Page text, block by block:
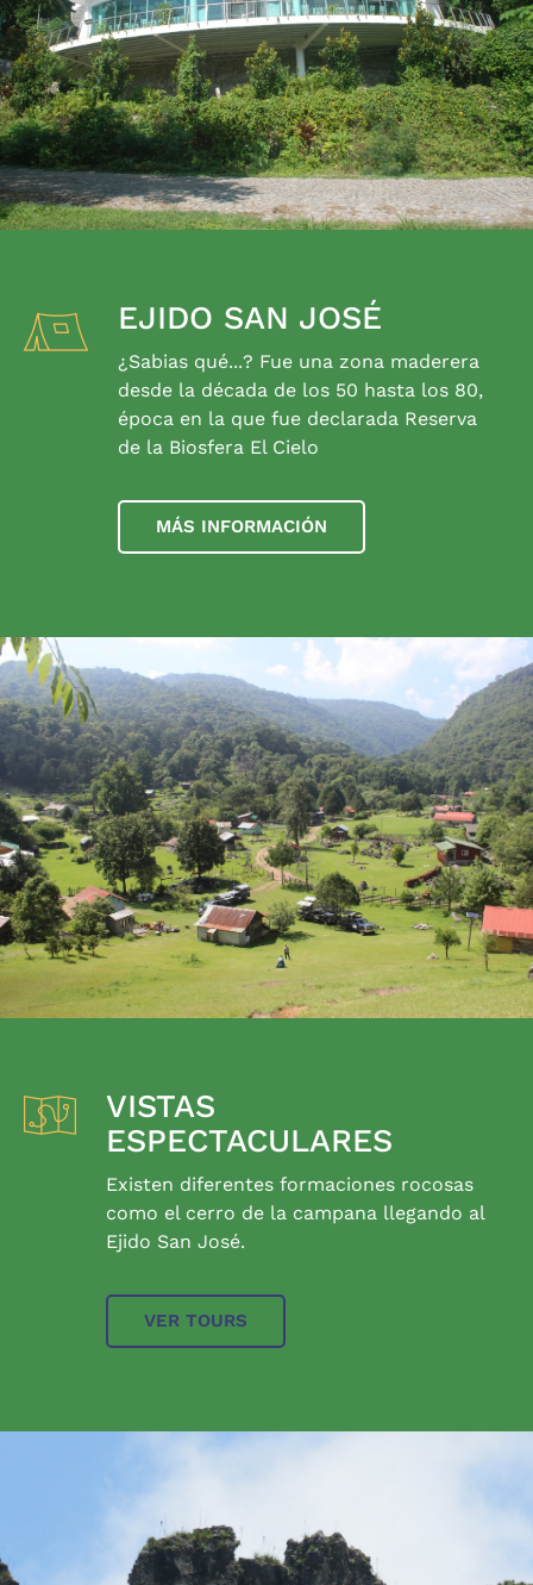
EJIDO SAN JOSÉ
¿Sabias qué...? Fue una zona maderera
desde la década de los 50 hasta los 80,
época en la que fue declarada Reserva
de la Biosfera El Cielo
MÁS INFORMACIÓN
VISTAS
ESPECTACULARES
Existen diferentes formaciones rocosas
como el cerro de la campana llegando al
Ejido San José.
VER TOURS